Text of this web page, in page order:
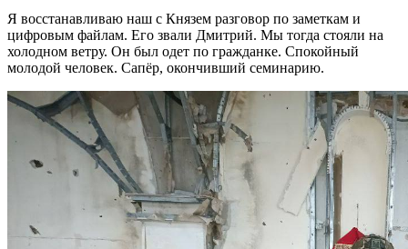
Я восстанавливаю наш с Князем разговор по заметкам и
цифровым файлам. Его звали Дмитрий. Мы тогда стояли на
холодном ветру. Он был одет по гражданке. Спокойный
молодой человек. Сапёр, окончивший семинарию.